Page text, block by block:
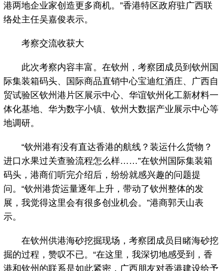
港两地企业家创造更多商机。”香港特区政府驻广西联
络处主任吴嘉俊表示。
考察交流收获大
此次考察内容丰富。在钦州，考察团成员到钦州国
际集装箱码头、国际商品直销中心宝迪红酒庄、广西自
贸试验区钦州港片区展示中心、华谊钦州化工新材料一
体化基地、华为数字小镇、钦州大数据产业展示中心等
地调研。
“钦州港有没有直达香港的航线？装运什么货物？
进口水果过关查验流程怎么样……”在钦州国际集装箱
码头，港商们听完介绍后，纷纷就感兴趣的问题提
问。“钦州港货运量逐年上升，带动了钦州整体的发
展，我觉得这里会有很多创业机会。”港商郭天山表
示。
在钦州供港海砂挖掘现场，考察团成员目睹海砂挖
掘的过程，赞叹不已。“在这里，我深切地感受到，香
港和钦州的联系是如此紧密，广西朋友对香港建设给予